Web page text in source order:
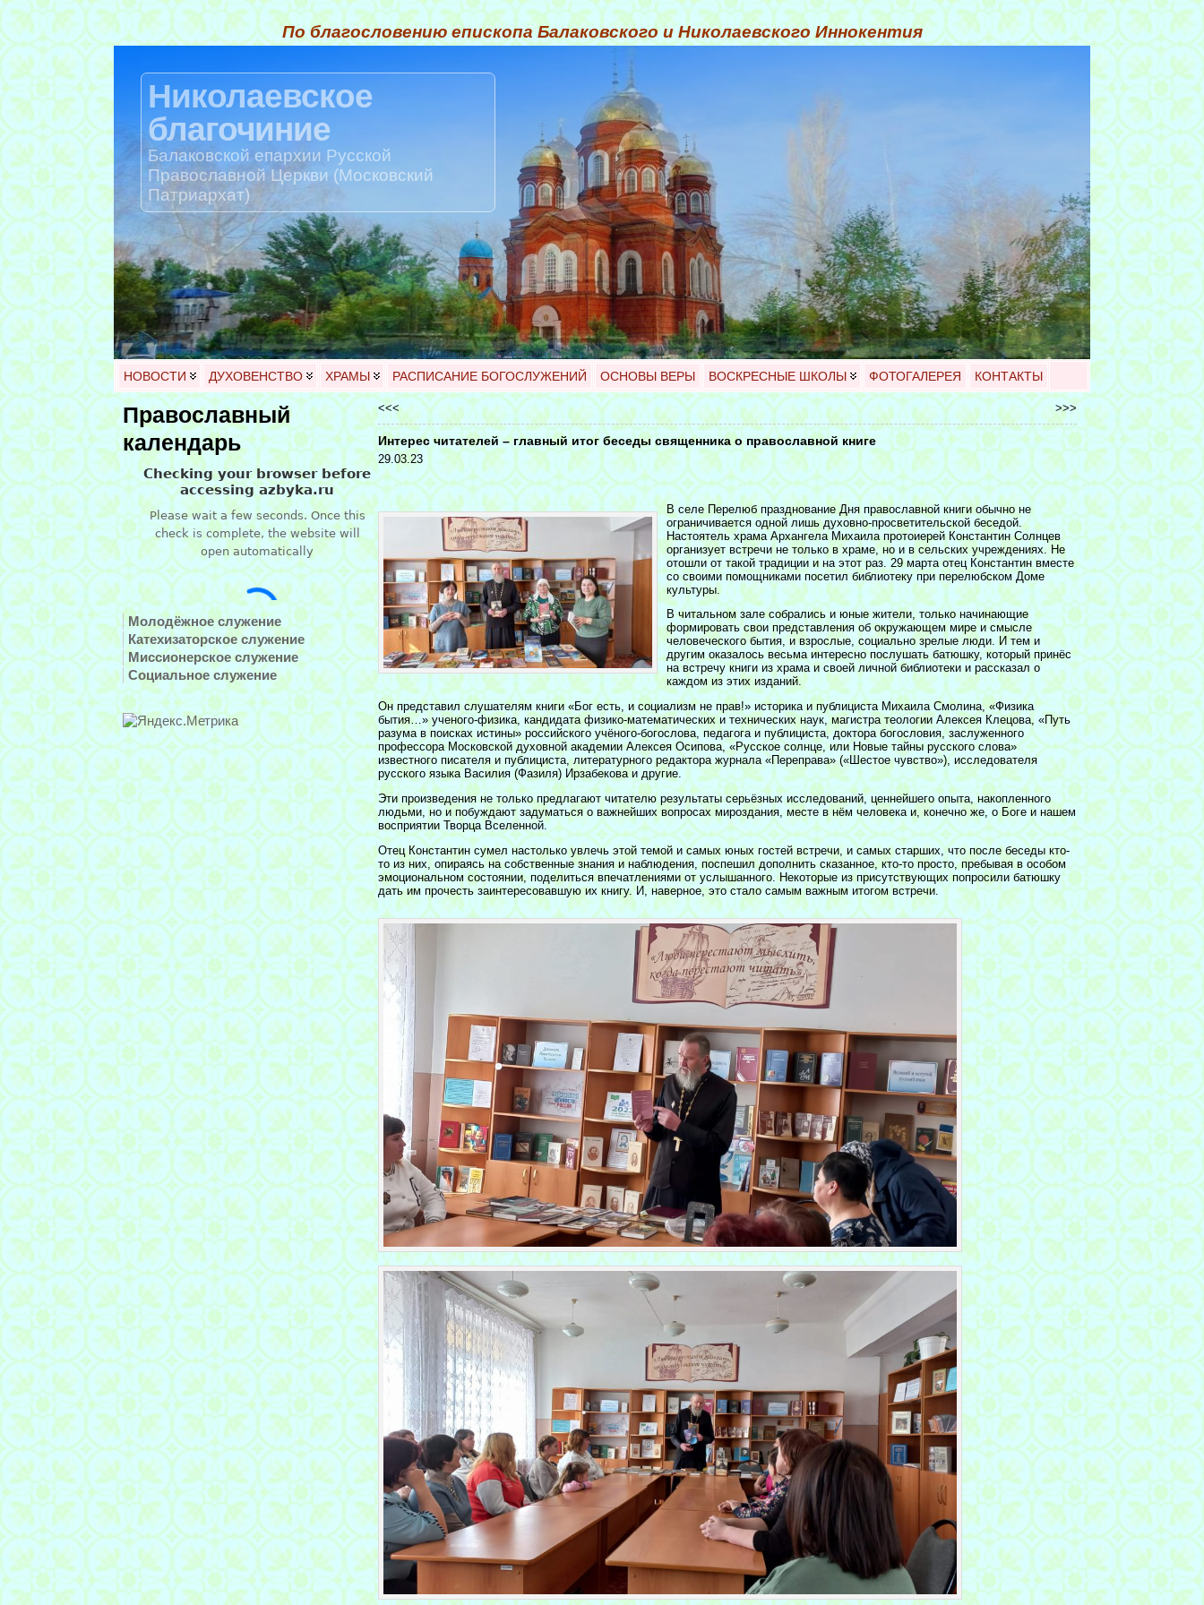
По благословению епископа Балаковского и Николаевского Иннокентия
Николаевское
благочиние
Балаковской епархии Русской
Православной Церкви (Московский
Патриархат)
НОВОСТИ ДУХОВЕНСТВО ХРАМЫ РАСПИСАНИЕ БОГОСЛУЖЕНИЙ ОСНОВЫ ВЕРЫ ВОСКРЕСНЫЕ ШКОЛЫ ФОТОГАЛЕРЕЯ КОНТАКТЫ
Православный
календарь
Молодёжное служение
Катехизаторское служение
Миссионерское служение
Социальное служение
<<< >>>
Интерес читателей – главный итог беседы священника о православной книге
29.03.23
В селе Перелюб празднование Дня православной книги обычно не
ограничивается одной лишь духовно-просветительской беседой.
Настоятель храма Архангела Михаила протоиерей Константин Солнцев
организует встречи не только в храме, но и в сельских учреждениях. Не
отошли от такой традиции и на этот раз. 29 марта отец Константин вместе
со своими помощниками посетил библиотеку при перелюбском Доме
культуры.
В читальном зале собрались и юные жители, только начинающие
формировать свои представления об окружающем мире и смысле
человеческого бытия, и взрослые, социально зрелые люди. И тем и
другим оказалось весьма интересно послушать батюшку, который принёс
на встречу книги из храма и своей личной библиотеки и рассказал о
каждом из этих изданий.
Он представил слушателям книги «Бог есть, и социализм не прав!» историка и публициста Михаила Смолина, «Физика
бытия…» ученого-физика, кандидата физико-математических и технических наук, магистра теологии Алексея Клецова, «Путь
разума в поисках истины» российского учёного-богослова, педагога и публициста, доктора богословия, заслуженного
профессора Московской духовной академии Алексея Осипова, «Русское солнце, или Новые тайны русского слова»
известного писателя и публициста, литературного редактора журнала «Переправа» («Шестое чувство»), исследователя
русского языка Василия (Фазиля) Ирзабекова и другие.
Эти произведения не только предлагают читателю результаты серьёзных исследований, ценнейшего опыта, накопленного
людьми, но и побуждают задуматься о важнейших вопросах мироздания, месте в нём человека и, конечно же, о Боге и нашем
восприятии Творца Вселенной.
Отец Константин сумел настолько увлечь этой темой и самых юных гостей встречи, и самых старших, что после беседы кто-
то из них, опираясь на собственные знания и наблюдения, поспешил дополнить сказанное, кто-то просто, пребывая в особом
эмоциональном состоянии, поделиться впечатлениями от услышанного. Некоторые из присутствующих попросили батюшку
дать им прочесть заинтересовавшую их книгу. И, наверное, это стало самым важным итогом встречи.